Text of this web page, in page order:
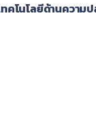
คโนโลยีด้านความ